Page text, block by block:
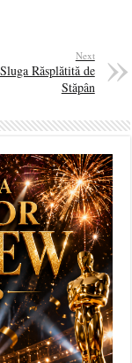
Next
Răsplătită de
Stăpân